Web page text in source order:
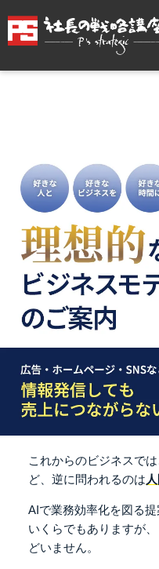
これからのビジネスでは
ど、逆に問われるのは
AIで業務効率化を図る
いくらでもありますが、
どいません。